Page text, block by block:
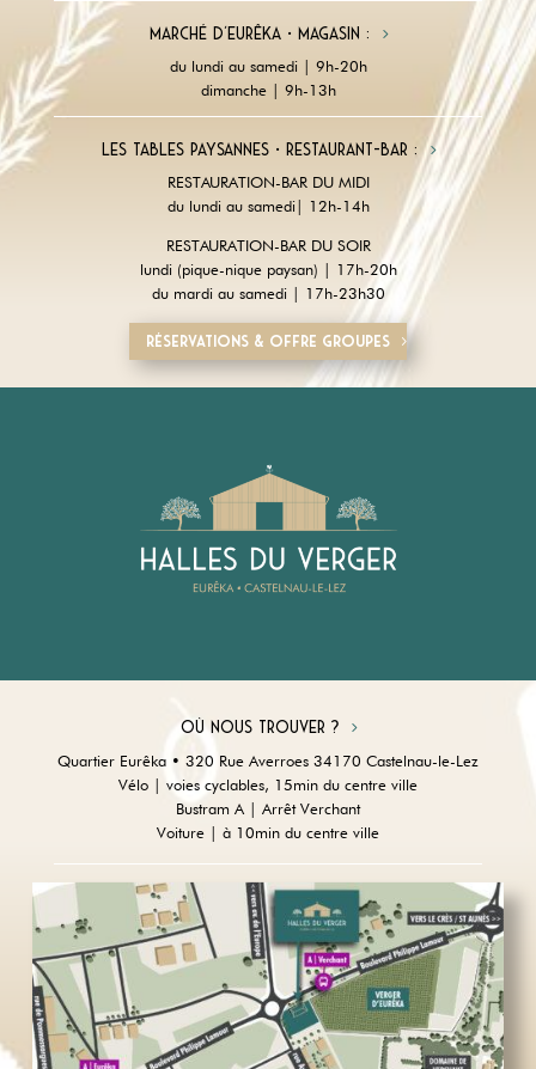
Marché d'Eurêka • magasin :
du lundi au samedi | 9h-20h
dimanche | 9h-13h
Les tables paysannes • restaurant-Bar :
RESTAURATION-BAR DU MIDI
du lundi au samedi| 12h-14h
RESTAURATION-BAR DU SOIR
lundi (pique-nique paysan) | 17h-20h
du mardi au samedi | 17h-23h30
Réservations & offre groupes
Où nous trouver ?
Quartier Eurêka • 320 Rue Averroes 34170 Castelnau-le-Lez
Vélo | voies cyclables, 15min du centre ville
Bustram A | Arrêt Verchant
Voiture | à 10min du centre ville